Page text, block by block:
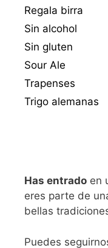
Regala birra
Sin alcohol
Sin gluten
Sour Ale
Trapenses
Trigo alemanas
Has entrado en
eres parte de
bellas
Puedes